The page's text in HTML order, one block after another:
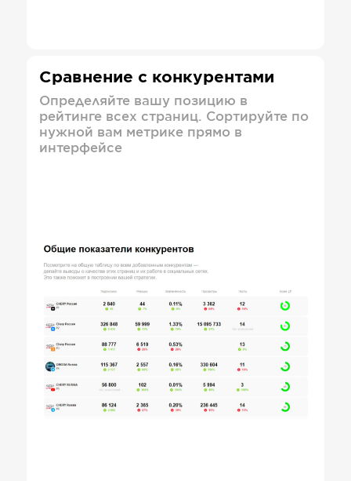
Сравнение с конкурентами
Определяйте вашу позицию в
рейтинге всех страниц. Сортируйте по
нужной вам метрике прямо в
интерфейсе